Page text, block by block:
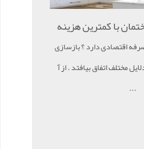
با کمترین هزینه
اقتصادی دارد ؟ بازسازی
مختلف اتفاق بیافتد . از آ
...